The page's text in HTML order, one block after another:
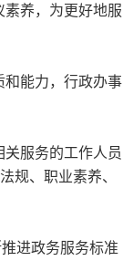
养，为更好地服
和能力，行政办事
服务的工作人员
规、职业素养、
进政务服务标准